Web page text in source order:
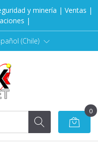
y minería | Ventas |
|
(Chile)
0